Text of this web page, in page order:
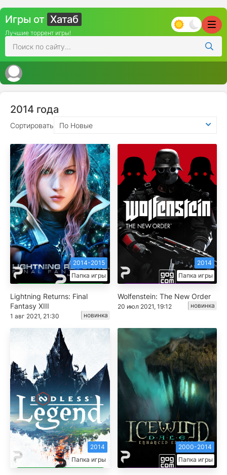
Игры от Хатаб
Лучшие торрент игры!
2014 года
Сортировать По Новые
Папка игры
2014-2015
Lightning Returns: Final
Fantasy XIII
1 авг 2021, 21:30 новинка
Папка игры
2014
Wolfenstein: The New Order
20 июл 2021, 19:12 новинка
Папка игры
2014
Папка игры
2000-2014